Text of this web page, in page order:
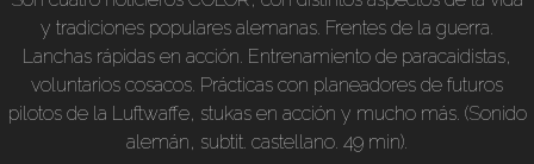
y tradiciones populares alemanas. Frentes de la guerra.
Lanchas rápidas en acción. Entrenamiento de paracaidistas,
voluntarios cosacos. Prácticas con planeadores de futuros
pilotos de la Luftwaffe, stukas en acción y mucho más. (Sonido
alemán, subtit. castellano. 49 min).